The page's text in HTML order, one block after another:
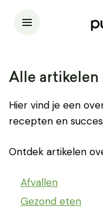
Alle artikelen
Hier vind je een
recepten en
Ontdek artikelen
Afvallen
Gezond eten